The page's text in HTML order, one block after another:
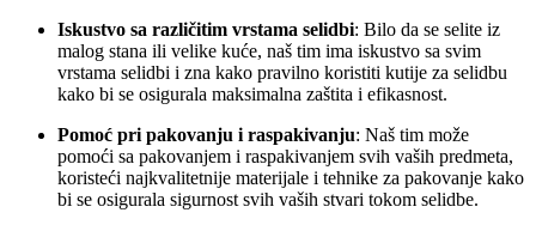
Iskustvo sa različitim vrstama selidbi: Bilo da se selite iz
malog stana ili velike kuće, naš tim ima iskustvo sa svim
vrstama selidbi i zna kako pravilno koristiti kutije za selidbu
kako bi se osigurala maksimalna zaštita i efikasnost.
Pomoć pri pakovanju i raspakivanju: Naš tim može
pomoći sa pakovanjem i raspakivanjem svih vaših predmeta,
koristeći najkvalitetnije materijale i tehnike za pakovanje kako
bi se osigurala sigurnost svih vaših stvari tokom selidbe.